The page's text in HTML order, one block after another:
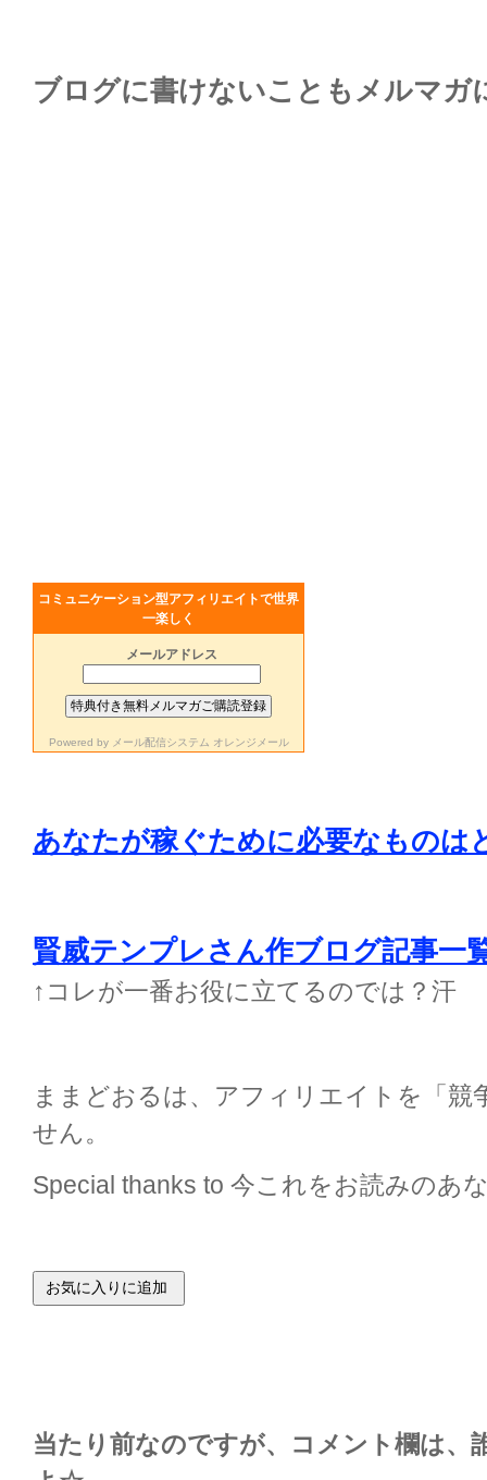
ブログに書けないこともメルマガ
コミュニケーション型アフィリエイトで世界
一楽しく
メールアドレス
Powered by メール配信システム オレンジメール
あなたが稼ぐために必要なものは
賢威テンプレさん作ブログ記事一
↑コレが一番お役に立てるのでは？汗
ままどおるは、アフィリエイトを「競
せん。
Special thanks to 今これをお読みのあ
当たり前なのですが、コメント欄は、